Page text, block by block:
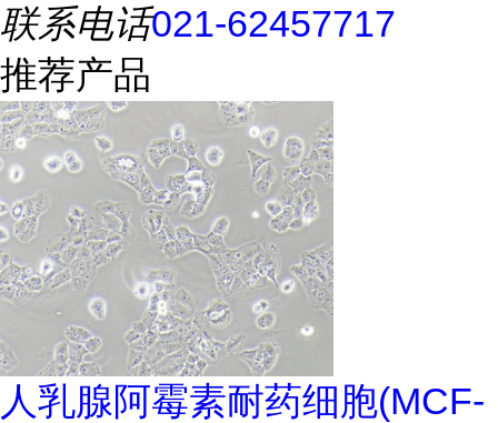
联系电话021-62457717
推荐产品
人乳腺阿霉素耐药细胞(MCF-